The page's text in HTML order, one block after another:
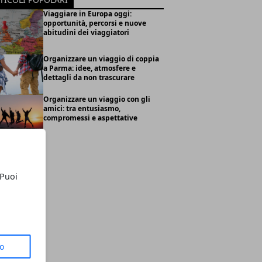
Viaggiare in Europa oggi:
opportunità, percorsi e nuove
abitudini dei viaggiatori
Organizzare un viaggio di coppia
a Parma: idee, atmosfere e
dettagli da non trascurare
Organizzare un viaggio con gli
amici: tra entusiasmo,
compromessi e aspettative